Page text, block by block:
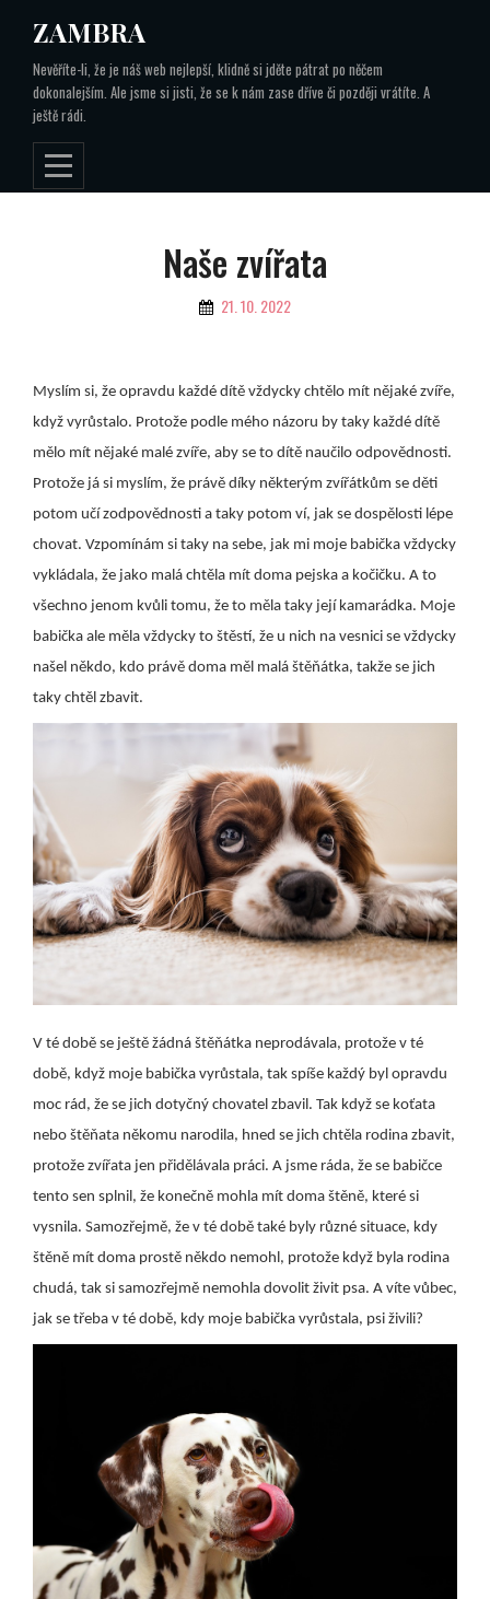
content
ZAMBRA
Nevěříte-li, že je náš web nejlepší, klidně si jděte pátrat po něčem
dokonalejším. Ale jsme si jisti, že se k nám zase dříve či později vrátíte. A
ještě rádi.
Naše zvířata
By 21. 10. 2022
Myslím si, že opravdu každé dítě vždycky chtělo mít nějaké zvíře,
když vyrůstalo. Protože podle mého názoru by taky každé dítě
mělo mít nějaké malé zvíře, aby se to dítě naučilo odpovědnosti.
Protože já si myslím, že právě díky některým zvířátkům se děti
potom učí zodpovědnosti a taky potom ví, jak se dospělosti lépe
chovat. Vzpomínám si taky na sebe, jak mi moje babička vždycky
vykládala, že jako malá chtěla mít doma pejska a kočičku. A to
všechno jenom kvůli tomu, že to měla taky její kamarádka. Moje
babička ale měla vždycky to štěstí, že u nich na vesnici se vždycky
našel někdo, kdo právě doma měl malá štěňátka, takže se jich
taky chtěl zbavit.
V té době se ještě žádná štěňátka neprodávala, protože v té
době, když moje babička vyrůstala, tak spíše každý byl opravdu
moc rád, že se jich dotyčný chovatel zbavil. Tak když se koťata
nebo štěňata někomu narodila, hned se jich chtěla rodina zbavit,
protože zvířata jen přidělávala práci. A jsme ráda, že se babičce
tento sen splnil, že konečně mohla mít doma štěně, které si
vysnila. Samozřejmě, že v té době také byly různé situace, kdy
štěně mít doma prostě někdo nemohl, protože když byla rodina
chudá, tak si samozřejmě nemohla dovolit živit psa. A víte vůbec,
jak se třeba v té době, kdy moje babička vyrůstala, psi živili?